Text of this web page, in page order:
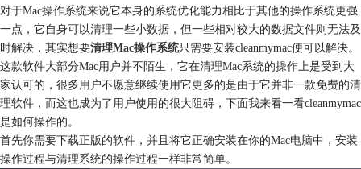
对于Mac操作系统来说它本身的系统优化能力相比于其他的操作系统更强
一点，它自身可以清理一些小数据，但一些相对较大的数据文件则无法及
时解决，其实想要清理Mac操作系统只需要安装cleanmymac便可以解决。
这款软件大部分Mac用户并不陌生，它在清理Mac系统的操作上是受到大
家认可的，很多用户不愿意继续使用它更多的是由于它并非一款免费的清
理软件，而这也成为了用户使用的很大阻碍，下面我来看一看cleanmymac
是如何操作的。
首先你需要下载正版的软件，并且将它正确安装在你的Mac电脑中，安装
操作过程与清理系统的操作过程一样非常简单。